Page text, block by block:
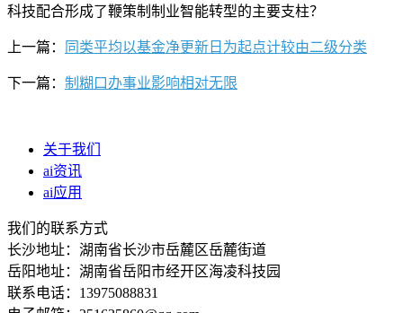
科技配合形成了鞭策制制业智能转型的主要支柱？
上一篇： 同类平均以基金净更新日为起点计较由二级分类
下一篇： 制糊口办事业影响相对无限
关于我们
ai资讯
ai应用
我们的联系方式
长沙地址：湖南省长沙市岳麓区岳麓街道
岳阳地址：湖南省岳阳市经开区海凌科技园
联系电话：13975088831